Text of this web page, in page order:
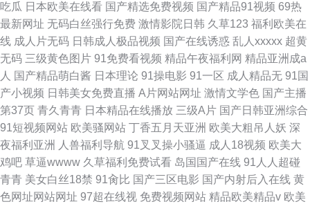
吃瓜 日本欧美在线看 国产精选免费视频 国产精品91视频 69热
最新网址 无码白丝强行免费 激情影院日韩 久草123 福利欧美在
线 成人片无码 日韩成人极品视频 国产在线诱惑 乱人xxxxx 超黄
无码 三级黄色图片 91免费看视频 精品午夜福利网 精品亚洲成a
人 国产精品萌白酱 日本理论 91操电影 91一区 成人精品无 91国
产小视频 日韩美女免费直播 A片网站网址 激情文学色 国产主播
第37页 青久青青 日本精品在线播放 三级A片 国产日韩亚洲综合
91短视频网站 欧美骚网站 丁香五月天亚洲 欧美大粗吊人妖 深
夜福利亚洲
人兽福利导航 91叉叉操小骚逼 成人18视频 欧美大
鸡吧 草逼wwww 久草福利免费试看 岛国国产在线 91人人超碰
青青 美女白丝18禁 91肏比 国产三区电影 国产内射后入在线 黄
色网址网站网址 97超在线视 免费视频网站 精品欧美精品v 欧美